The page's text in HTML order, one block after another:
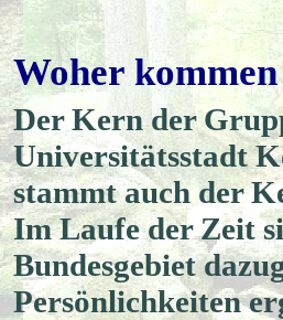
Woher
Der Kern der
Universitätsstadt
stammt auch der
Im Laufe der Zeit
Bundesgebiet
Persönlichkeiten